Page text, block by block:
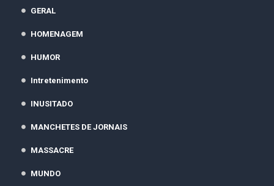
GERAL
HOMENAGEM
HUMOR
Intretenimento
INUSITADO
MANCHETES DE JORNAIS
MASSACRE
MUNDO